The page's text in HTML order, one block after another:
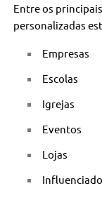
Entre os
personalizadas
Empresas
Escolas
Igrejas
Eventos
Lojas